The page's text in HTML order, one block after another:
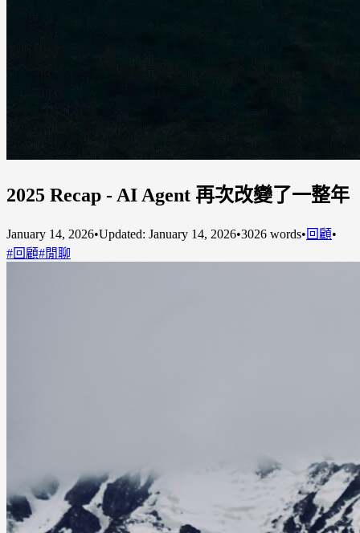
2025 Recap - AI Agent 再次改變了一整年
January 14, 2026•Updated: January 14, 2026•3026 words•回顧•
#回顧#閒聊